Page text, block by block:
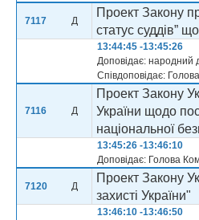
7117 Д
Проект Закону
статус суддів”
13:44:45 -13:45:26
Доповідає: народний
Співдоповідає:
7116 Д
Проект Закону
України щодо
національної
13:45:26 -13:46:10
Доповідає: Голова
7120 Д
Проект Закону
захисті України"
13:46:10 -13:46:50